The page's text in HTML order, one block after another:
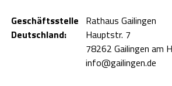
Geschäftsstelle
Deutschland:
Rathaus Gailingen
Hauptstr. 7
78262 Gailingen am
info@gailingen.de